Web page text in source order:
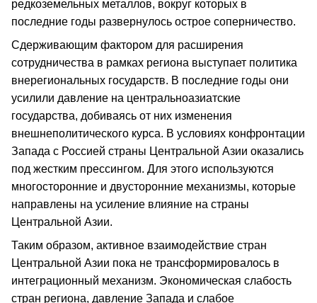
редкоземельных металлов, вокруг которых в
последние годы развернулось острое соперничество.
Сдерживающим фактором для расширения
сотрудничества в рамках региона выступает политика
внерегиональных государств. В последние годы они
усилили давление на центральноазиатские
государства, добиваясь от них изменения
внешнеполитического курса. В условиях конфронтации
Запада с Россией страны Центральной Азии оказались
под жестким прессингом. Для этого используются
многосторонние и двусторонние механизмы, которые
направлены на усиление влияние на страны
Центральной Азии.
Таким образом, активное взаимодействие стран
Центральной Азии пока не трансформировалось в
интеграционный механизм. Экономическая слабость
стран региона, давление Запада и слабое